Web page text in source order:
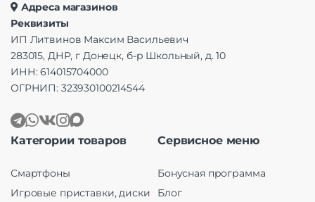
Адреса магазинов
Реквизиты
ИП Литвинов Максим Васильевич
283015, ДНР, г Донецк, б-р Школьный, д. 10
ИНН: 614015704000
ОГРНИП: 323930100214544
Категории товаров
Смартфоны
Игровые приставки, диски
Сервисное меню
Бонусная программа
Блог